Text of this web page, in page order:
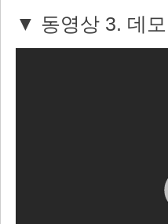
▼ 동영상 3. 데